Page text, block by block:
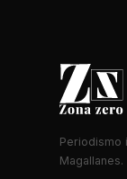
Periodismo